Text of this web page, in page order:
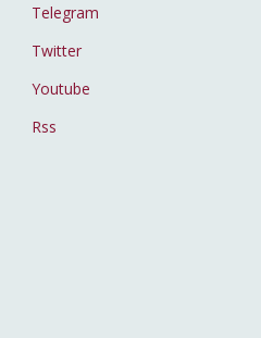
Telegram
Twitter
Youtube
Rss